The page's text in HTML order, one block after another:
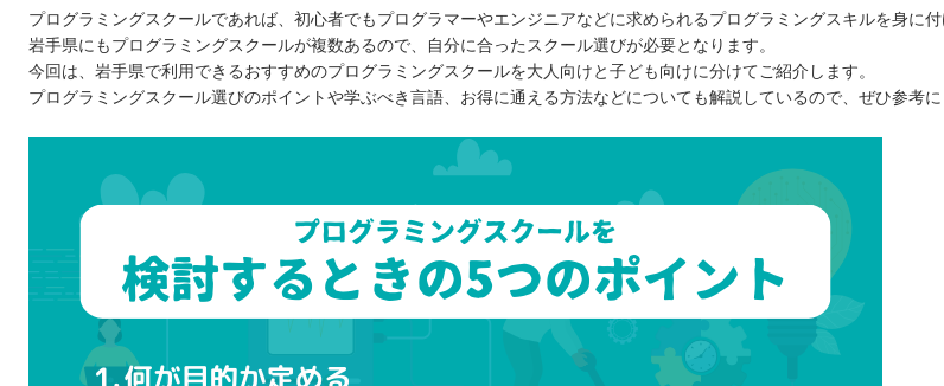
プログラミングスクールであれば、初心者でもプログラマーやエンジニアなどに求められるプログラミングスキルを身に付
岩手県にもプログラミングスクールが複数あるので、自分に合ったスクール選びが必要となります。
今回は、岩手県で利用できるおすすめのプログラミングスクールを大人向けと子ども向けに分けてご紹介します。
プログラミングスクール選びのポイントや学ぶべき言語、お得に通える方法などについても解説しているので、ぜひ参考に